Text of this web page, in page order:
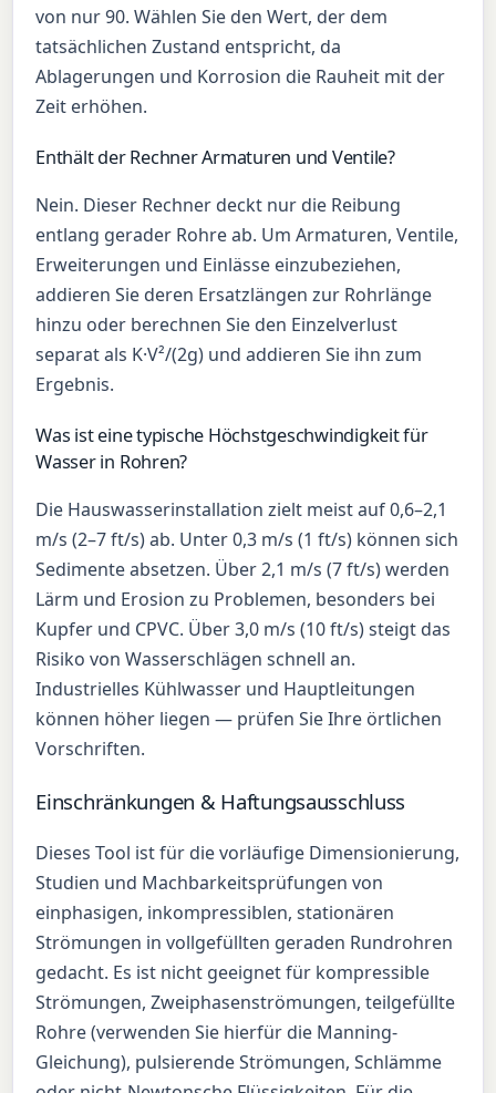
von nur 90. Wählen Sie den Wert, der dem
tatsächlichen Zustand entspricht, da
Ablagerungen und Korrosion die Rauheit mit der
Zeit erhöhen.
Enthält der Rechner Armaturen und Ventile?
Nein. Dieser Rechner deckt nur die Reibung
entlang gerader Rohre ab. Um Armaturen, Ventile,
Erweiterungen und Einlässe einzubeziehen,
addieren Sie deren Ersatzlängen zur Rohrlänge
hinzu oder berechnen Sie den Einzelverlust
separat als K·V²/(2g) und addieren Sie ihn zum
Ergebnis.
Was ist eine typische Höchstgeschwindigkeit für
Wasser in Rohren?
Die Hauswasserinstallation zielt meist auf 0,6–2,1
m/s (2–7 ft/s) ab. Unter 0,3 m/s (1 ft/s) können sich
Sedimente absetzen. Über 2,1 m/s (7 ft/s) werden
Lärm und Erosion zu Problemen, besonders bei
Kupfer und CPVC. Über 3,0 m/s (10 ft/s) steigt das
Risiko von Wasserschlägen schnell an.
Industrielles Kühlwasser und Hauptleitungen
können höher liegen — prüfen Sie Ihre örtlichen
Vorschriften.
Einschränkungen & Haftungsausschluss
Dieses Tool ist für die vorläufige Dimensionierung,
Studien und Machbarkeitsprüfungen von
einphasigen, inkompressiblen, stationären
Strömungen in vollgefüllten geraden Rundrohren
gedacht. Es ist nicht geeignet für kompressible
Strömungen, Zweiphasenströmungen, teilgefüllte
Rohre (verwenden Sie hierfür die Manning-
Gleichung), pulsierende Strömungen, Schlämme